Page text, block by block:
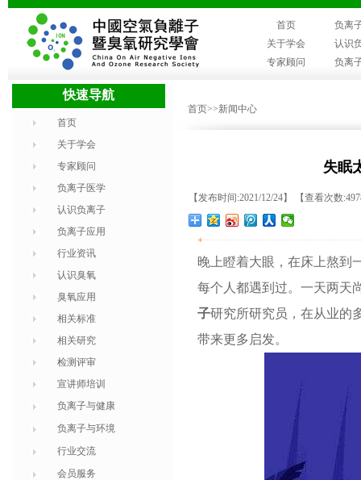
首页
负离
关于学会
认识
专家顾问
负离
快速导航
首页
关于学会
专家顾问
负离子医学
认识负离子
负离子应用
行业资讯
认识臭氧
臭氧应用
相关标准
相关研究
检测评审
宣讲师培训
负离子与健康
负离子与环境
行业交流
会员服务
首页>>新闻中心
失眠
【发布时间:2021/12/24】 【查看次数
+
晚上瞪着大眼，在床上熬
每个人都遇到过。一天两天
子研究所研究员，在从业的
带来更多启发。